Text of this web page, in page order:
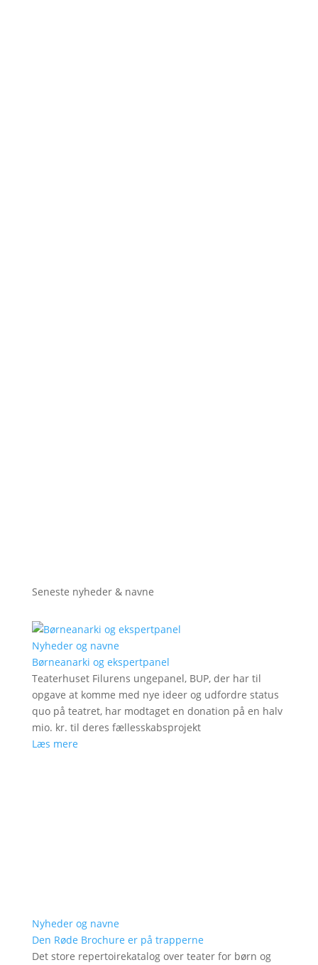
Seneste nyheder & navne
Nyheder og navne
Børneanarki og ekspertpanel
Teaterhuset Filurens ungepanel, BUP, der har til
opgave at komme med nye ideer og udfordre status
quo på teatret, har modtaget en donation på en halv
mio. kr. til deres fællesskabsprojekt
Læs mere
Nyheder og navne
Den Røde Brochure er på trapperne
Det store repertoirekatalog over teater for børn og